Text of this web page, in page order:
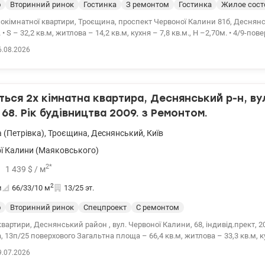
Вторинний ринок Гостинка З ремонтом Гостинка
Жилое
квартири, Троєщина, проспект Червоної Калини 81б,
• S – 32,2 кв.м, житлова – 14,2 кв.м, кухня – 7,8 кв.м., Н –2,70м. • 4/9-
• Зручна транспортна розв'язка: до зупинки швидкісного трамвая – 7
Дарниця - 20 хв маршруткою, до ст.м. Почайна - 30 хв транспортом. Ціна:
2х кімнатна квартира, Деснянський р-н,
Рік будівництва 2009. з Ремонтом.
, Троєщина, Деснянський, Київ
Калини (Маяковського)
1 439 $ / м2*
66/33/10 м2 13/25 эт.
Вторинний ринок Спецпроект
С ремонтом
Деснянський район , вул. Червоної Калини, 68, індивід.прект,
площа – 66,4 кв.м, житлова – 33,3 кв.м, кухня – 10,3 кв.м